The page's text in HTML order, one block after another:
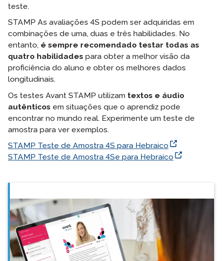
teste.
STAMP As avaliações 4S podem ser adquiridas em
combinações de uma, duas e três habilidades. No
entanto, é sempre recomendado testar todas as
quatro habilidades para obter a melhor visão da
proficiência do aluno e obter os melhores dados
longitudinais.
Os testes Avant STAMP utilizam textos e áudio
autênticos em situações que o aprendiz pode
encontrar no mundo real. Experimente um teste de
amostra para ver exemplos.
STAMP Teste de Amostra 4S para Hebraico
STAMP Teste de Amostra 4Se para Hebraico